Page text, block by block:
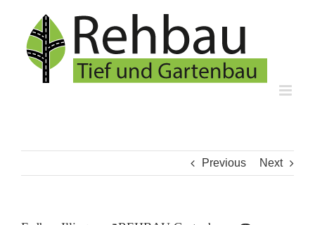
content
Previous Next